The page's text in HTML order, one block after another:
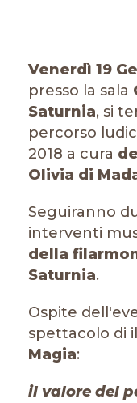
Venerdì 19
presso la sala
Saturnia, si
percorso
2018 a cura
Olivia di
Seguiranno
interventi
della
Saturnia.
Ospite
spettacolo di
Magia:
il valore del